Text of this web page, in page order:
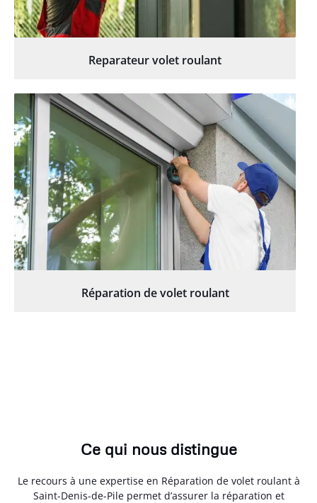
Reparateur volet roulant
Réparation de volet roulant
Ce qui nous distingue
Le recours à une expertise en Réparation de volet roulant à
Saint-Denis-de-Pile permet d’assurer la réparation et